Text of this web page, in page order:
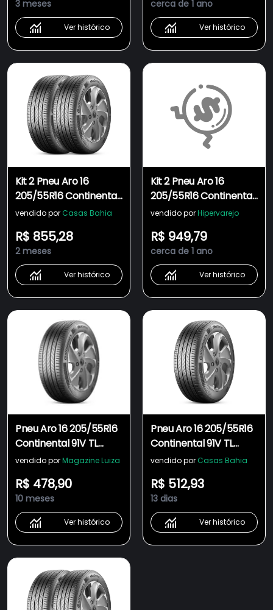
3 meses
Ver histórico
cerca de 1 ano
Ver histórico
Kit 2 Pneu Aro 16
205/55R16 Continental
91V TL UltraContact
vendido por Casas Bahia
R$ 855,28
2 meses
Ver histórico
Kit 2 Pneu Aro 16
205/55R16 Continental
91V TL UltraContact
vendido porHipervarejo
R$ 949,79
cerca de 1 ano
Ver histórico
Pneu Aro 16 205/55R16
Continental 91V TL
UltraContact
vendido porMagazine Luiza
R$ 478,90
10 meses
Ver histórico
Pneu Aro 16 205/55R16
Continental 91V TL
UltraContact
vendido por Casas Bahia
R$ 512,93
13 dias
Ver histórico